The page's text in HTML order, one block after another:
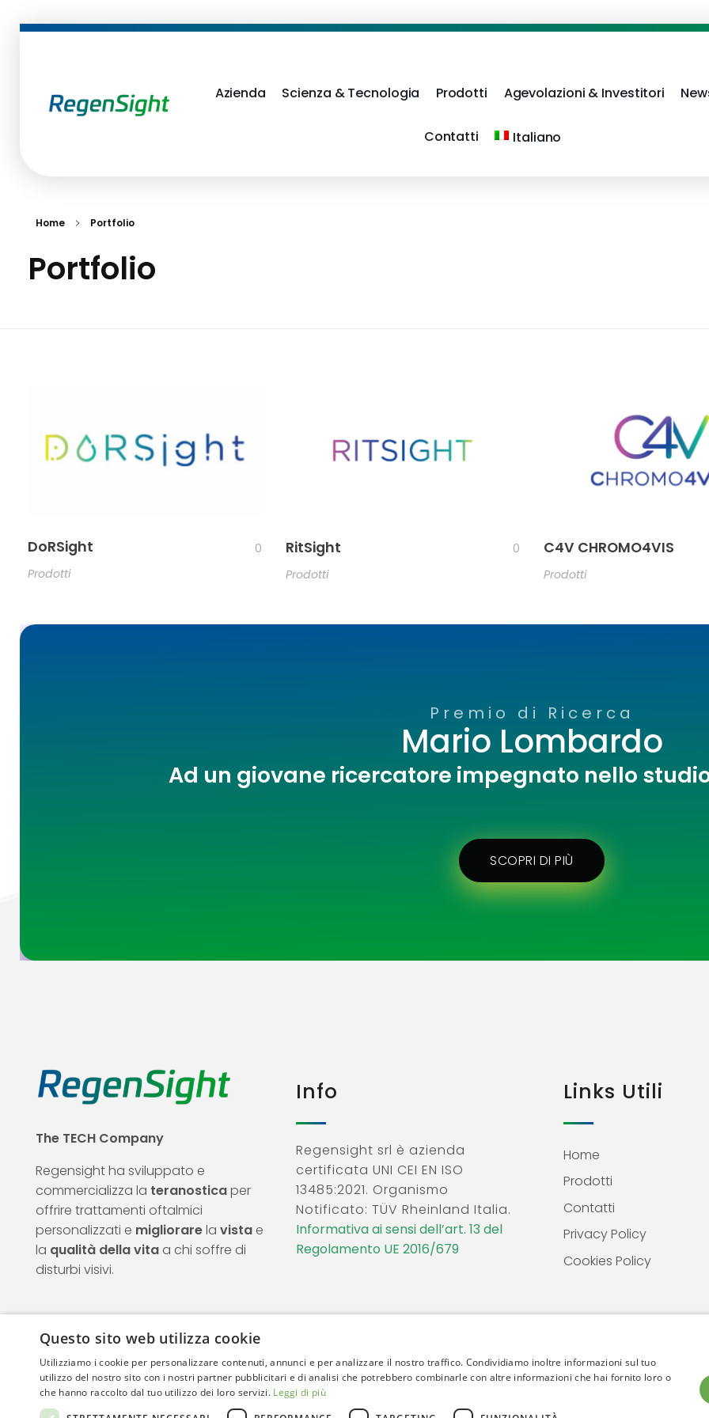
Azienda Scienza & Tecnologia Prodotti Agevolazioni & Investitori
Contatti Italiano
Home Portfolio
Portfolio
DoRSight
0
Prodotti
RitSight
0
Prodotti
C4V CHROMO4VIS
Prodotti
Premio di Ricerca
Mario Lombardo
Ad un giovane ricercatore impegnato nello
SCOPRI DI PIÙ
The TECH Company
Regensight ha sviluppato e
commercializza la teranosticaper
offrire trattamenti oftalmici
personalizzati e migliorarela vista e
la qualità della vita a chi soffre di
disturbi visivi.
Info
Regensight srl è azienda
certificata UNI CEI EN ISO
13485:2021. Organismo
Notificato: TÜV Rheinland Italia.
Informativa ai sensi dell’art. 13 del
Regolamento UE 2016/679
Links Utili
Home
Prodotti
Contatti
Privacy Policy
Cookies Policy
Questo sito web utilizza cookie
Utilizziamo i cookie per personalizzare contenuti, annunci e per analizzare il nostro traffico. Condividiamo inoltre informazioni sul tuo
utilizzo del nostro sito con i nostri partner pubblicitari e di analisi che potrebbero combinarle con altre informazioni che hai fornito loro o
che hanno raccolto dal tuo utilizzo dei loro servizi. Leggi di più